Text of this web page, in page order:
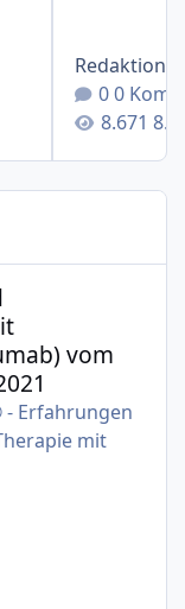
Redaktion
0
mit
vom
- Erfahrungen
mit